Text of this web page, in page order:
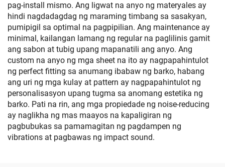
pag-install mismo. Ang ligwat na anyo ng materyales ay
hindi nagdadagdag ng maraming timbang sa sasakyan,
pumipigil sa optimal na pagpipilian. Ang maintenance ay
minimal, kailangan lamang ng regular na paglilinis gamit
ang sabon at tubig upang mapanatili ang anyo. Ang
custom na anyo ng mga sheet na ito ay nagpapahintulot
ng perfect fitting sa anumang ibabaw ng barko, habang
ang uri ng mga kulay at pattern ay nagpapahintulot ng
personalisasyon upang tugma sa anomang estetika ng
barko. Pati na rin, ang mga propiedade ng noise-reducing
ay naglikha ng mas maayos na kapaligiran ng
pagbubukas sa pamamagitan ng pagdampen ng
vibrations at pagbawas ng impact sound.